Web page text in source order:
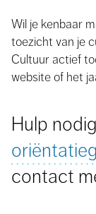
Wil je kenbaar
toezicht van je
Cultuur actief
website of het
Hulp
contact